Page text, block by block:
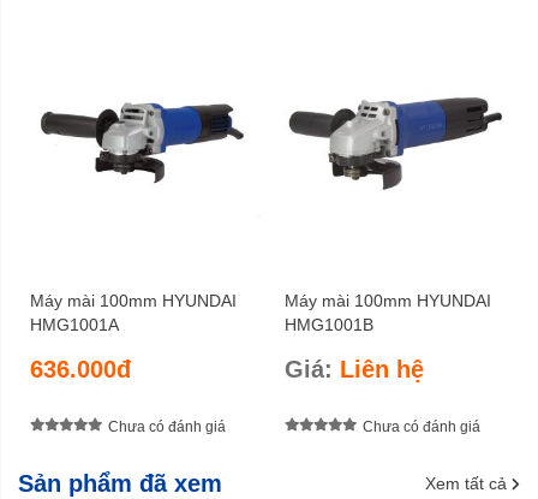
Máy mài 100mm HYUNDAI
HMG1001A
636.000đ
Chưa có đánh giá
Máy mài 100mm HYUNDAI
HMG1001B
Giá: Liên hệ
Chưa có đánh giá
Sản phẩm đã xem Xem tất cả